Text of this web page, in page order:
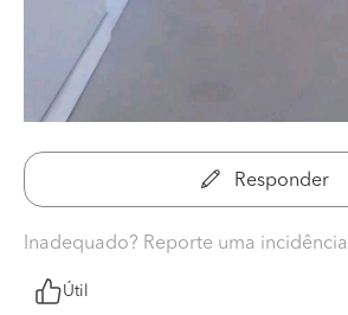
Responder
Inadequado? Reporte uma incidência
Útil